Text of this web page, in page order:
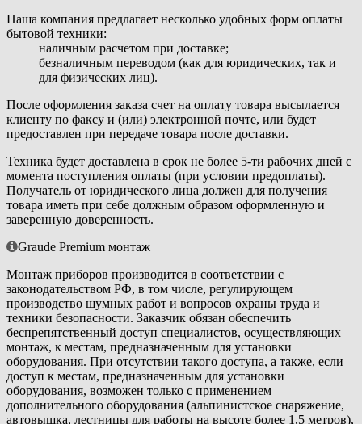
Наша компания предлагает несколько удобных форм оплаты
бытовой техники:
наличным расчетом при доставке;
безналичным переводом (как для юридических, так и
для физических лиц).
После оформления заказа счет на оплату товара высылается
клиенту по факсу и (или) электронной почте, или будет
предоставлен при передаче товара после доставки.
Техника будет доставлена в срок не более 5-ти рабочих дней с
момента поступления оплаты (при условии предоплаты).
Получатель от юридического лица должен для получения
товара иметь при себе должным образом оформленную и
заверенную доверенность.
Graude Premium монтаж
Монтаж приборов производится в соответствии с
законодательством РФ, в том числе, регулирующем
производство шумных работ и вопросов охраны труда и
техники безопасности. Заказчик обязан обеспечить
беспрепятственный доступ специалистов, осуществляющих
монтаж, к местам, предназначенным для установки
оборудования. При отсутствии такого доступа, а также, если
доступ к местам, предназначенным для установки
оборудования, возможен только с применением
дополнительного оборудования (альпинистское снаряжение,
автовышка, лестницы для работы на высоте более 1,5 метров),